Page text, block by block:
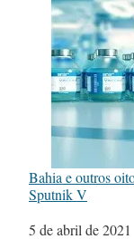
Bahia e outros
Sputnik V
Data
5 de abril de 2021